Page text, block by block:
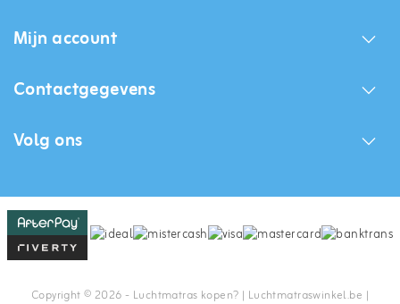
Mijn account
Contactgegevens
Volg ons
Copyright © 2026 - Luchtmatras kopen? | Luchtmatraswinkel.be |